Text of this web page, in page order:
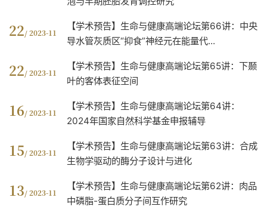
22/ 2023-11
【学术预告】生命与健康高端论坛第66讲：中央
导水管灰质区“抑食”神经元在能量代...
22/ 2023-11
【学术预告】生命与健康高端论坛第65讲：下颞
叶的客体表征空间
16/ 2023-11
【学术预告】生命与健康高端论坛第64讲：
2024年国家自然科学基金申报辅导
15/ 2023-11
【学术预告】生命与健康高端论坛第63讲：合成
生物学驱动的酶分子设计与进化
13/ 2023-11
【学术预告】生命与健康高端论坛第62讲：肉品
中磷脂-蛋白质分子间互作研究